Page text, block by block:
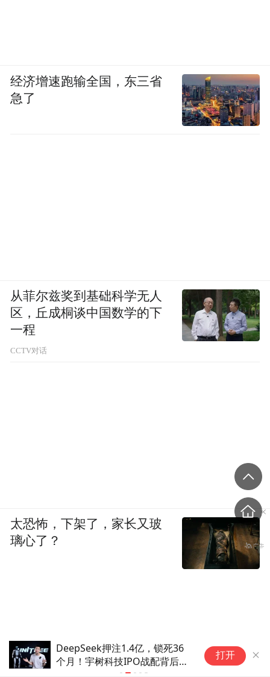
DeepSeek押注1.4亿，锁死36
个月！宇树科技IPO战配背后的
宇树科技
即将突破
打开
经济增速跑输全国，东三省
急了
从菲尔兹奖到基础科学无人
区，丘成桐谈中国数学的下
一程
CCTV对话
太恐怖，下架了，家长又玻
璃心了？